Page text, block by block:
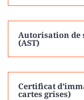
Autorisation de
(AST)
Certificat
cartes grises)